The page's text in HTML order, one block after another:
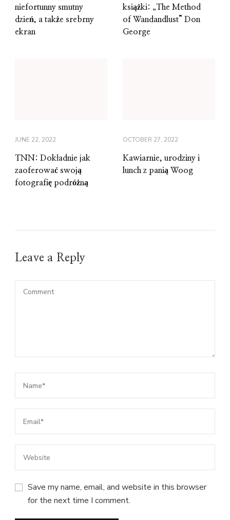
niefortunny smutny
dzień, a także srebrny
ekran
książki: „The Method
of Wandandlust” Don
George
JUNE 22, 2022
TNN: Dokładnie jak
zaoferować swoją
fotografię podróżną
OCTOBER 27, 2022
Kawiarnie, urodziny i
lunch z panią Woog
Leave a Reply
Save my name, email, and website in this browser
for the next time I comment.